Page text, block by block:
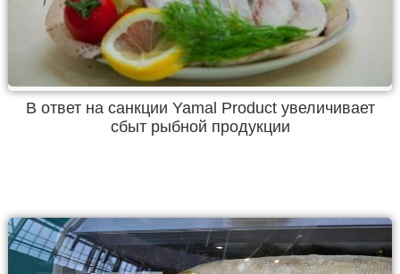
В ответ на санкции Yamal Product увеличивает
сбыт рыбной продукции